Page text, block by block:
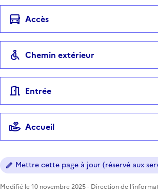
Accès
Chemin extérieur
Entrée
Accueil
Mettre cette page à jour (réservé aux
Modifié le 10 novembre 2025 - Direction de